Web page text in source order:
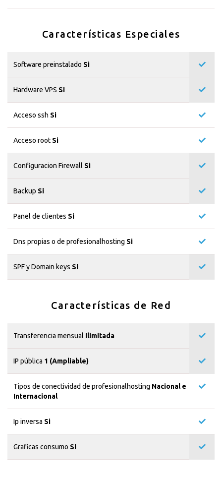
Características Especiales
Software preinstalado Si
Hardware VPS Si
Acceso ssh Si
Acceso root Si
Configuracion Firewall Si
Backup Si
Panel de clientes Si
Dns propias o de profesionalhosting Si
SPF y Domain keys Si
Características de Red
Transferencia mensual Ilimitada
IP pública 1 (Ampliable)
Tipos de conectividad de profesionalhosting Nacional e
Internacional
Ip inversa Si
Graficas consumo Si